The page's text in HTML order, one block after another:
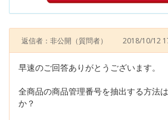
返信者：非公開 （質問者） 2018/10/12
早速のご回答ありがとうございます。
全商品の商品管理番号を抽出する方法
か？